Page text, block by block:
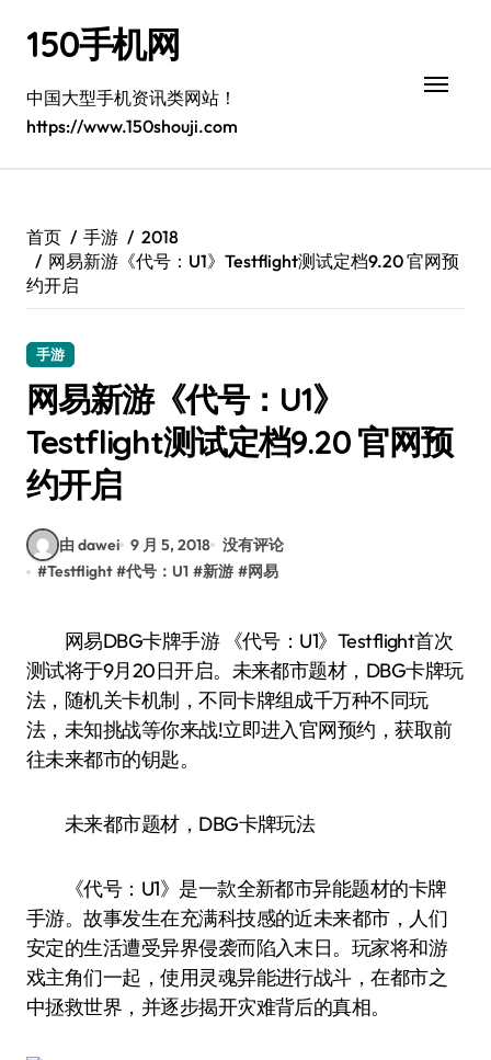
150手机网
中国大型手机资讯类网站！
https://www.150shouji.com
首页 手游
2018
网易新游《代号：U1》Testflight测试定档9.20 官网预
约开启
手游
网易新游《代号：U1》
Testflight测试定档9.20 官网预
约开启
由 dawei 9 月 5, 2018 没有评论
#Testflight #代号：U1 #新游 #网易
网易DBG卡牌手游 《代号：U1》Testflight首次
测试将于9月20日开启。未来都市题材，DBG卡牌玩
法，随机关卡机制，不同卡牌组成千万种不同玩
法，未知挑战等你来战!立即进入官网预约，获取前
往未来都市的钥匙。
未来都市题材，DBG卡牌玩法
《代号：U1》是一款全新都市异能题材的卡牌
手游。故事发生在充满科技感的近未来都市，人们
安定的生活遭受异界侵袭而陷入末日。玩家将和游
戏主角们一起，使用灵魂异能进行战斗，在都市之
中拯救世界，并逐步揭开灾难背后的真相。